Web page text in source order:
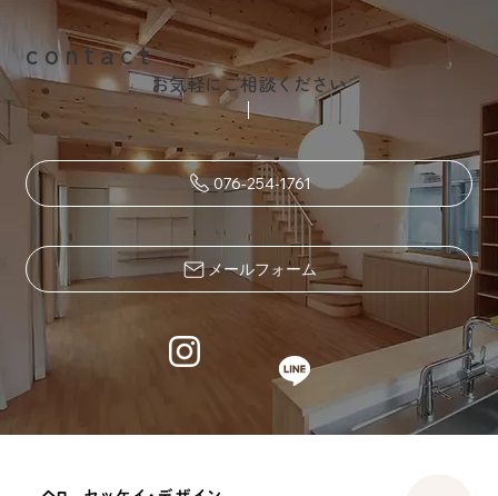
contact
お気軽にご相談ください
076-254-1761
メールフォーム